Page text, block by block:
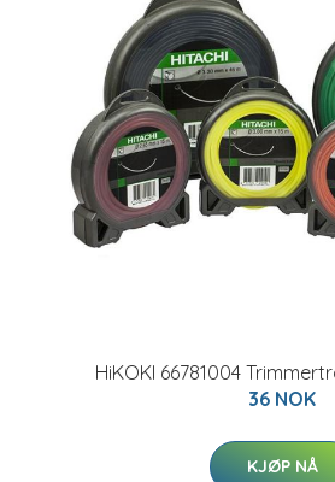
HiKOKI 66781004
36 NOK
KJØP NÅ